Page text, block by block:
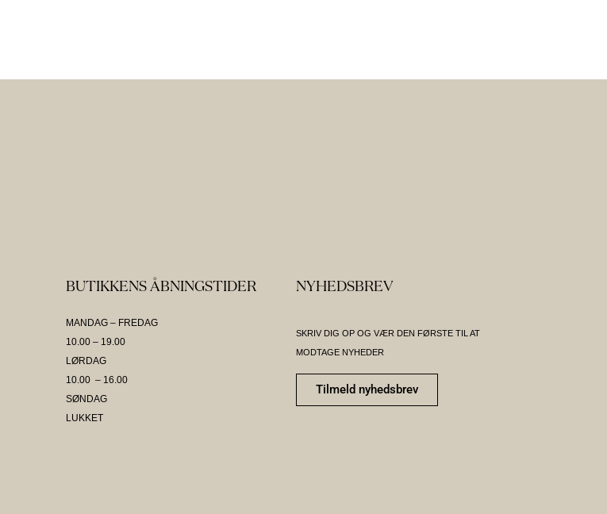
BUTIKKENS ÅBNINGSTIDER
MANDAG – FREDAG
10.00 – 19.00
LØRDAG
10.00 – 16.00
SØNDAG
LUKKET
NYHEDSBREV
SKRIV DIG OP OG VÆR DEN FØRSTE TIL AT
MODTAGE NYHEDER
Tilmeld nyhedsbrev